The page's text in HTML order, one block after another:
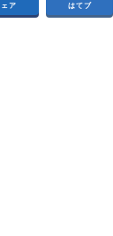
ェア はてブ